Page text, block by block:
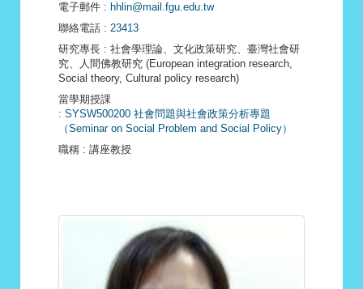
電子郵件 : hhlin@mail.fgu.edu.tw
聯絡電話 : 23413
研究專長 : 社會學理論、文化政策研究、臺灣社會研
究、人間佛教研究 (European integration research,
Social theory, Cultural policy research)
當學期授課
: SYSW500200 社會問題與社會政策分析專題
（Seminar on Social Problem and Social Policy）
職稱 : 講座教授